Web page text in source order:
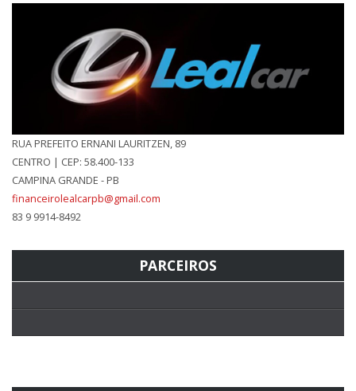
RUA PREFEITO ERNANI LAURITZEN, 89
CENTRO | CEP: 58.400-133
CAMPINA GRANDE - PB
financeirolealcarpb@gmail.com
83 9 9914-8492
PARCEIROS